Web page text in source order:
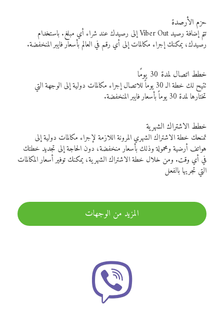
حزم الأرصدة
تتم إضافة رصيد Viber Out إلى رصيدك عند شراء أي مبلغ. باستخدام
رصيدك، يمكنك إجراء مكالمات إلى أي رقم في العالم بأسعار فايبر المنخفضة.
خطط اتصال لمدة 30 يومًا
تتيح لك خطة الـ 30 يوماً للاتصال إجراء مكالمات دولية إلى الوجهة التي
تختارها لمدة 30 يوماً بأسعار فايبر المنخفضة.
خطط الاشتراك الشهرية
تمنحك خطة الاشتراك الشهري المرونة اللازمة لإجراء مكالمات دولية إلى
هواتف أرضية ومحمولة وذلك بأسعار منخفضة، دون الحاجة إلى تجديد خطتك
في أي وقت. ومن خلال خطة الاشتراك الشهرية، يمكنك توفير أسعار المكالمات
التي تجريها بالفعل
المزيد من الوجهات